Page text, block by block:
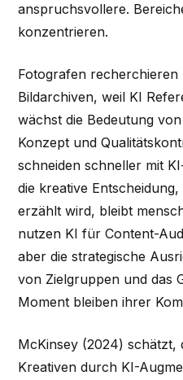
anspruchsvollere.
konzentrieren.
Fotografen recherchieren
Bildarchiven, weil KI
wächst die Bedeutung
Konzept und
schneiden schneller mit
die kreative
erzählt wird, bleibt
nutzen KI für Content-
aber die strategische
von Zielgruppen und das
Moment bleiben ihrer
McKinsey (2024) schätzt,
Kreativen durch KI-